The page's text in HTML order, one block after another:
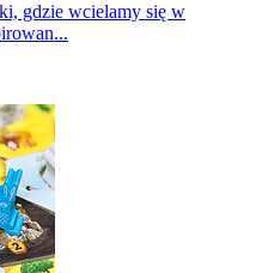
gdzie wcielamy się w